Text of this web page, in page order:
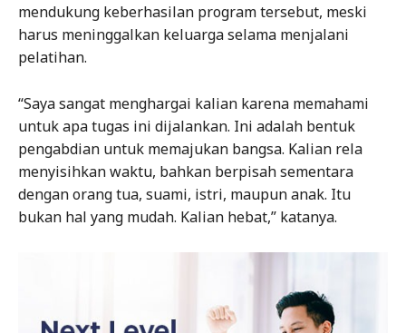
mendukung keberhasilan program tersebut, meski
harus meninggalkan keluarga selama menjalani
pelatihan.
“Saya sangat menghargai kalian karena memahami
untuk apa tugas ini dijalankan. Ini adalah bentuk
pengabdian untuk memajukan bangsa. Kalian rela
menyisihkan waktu, bahkan berpisah sementara
dengan orang tua, suami, istri, maupun anak. Itu
bukan hal yang mudah. Kalian hebat,” katanya.